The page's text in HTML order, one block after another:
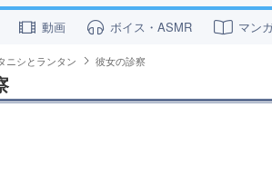
動画 ボイス・ASMR マン
ニシとランタン 彼女の診察